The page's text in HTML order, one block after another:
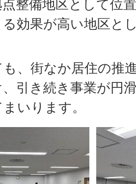
整備地区として位
効果が高い地区と
、街なか居住の推
引き続き事業が円
いります。